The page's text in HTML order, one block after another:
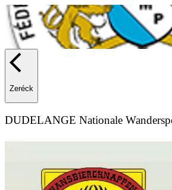
Fédération Luxembourgeoise de
Zeréck
DUDELANGE Nationale